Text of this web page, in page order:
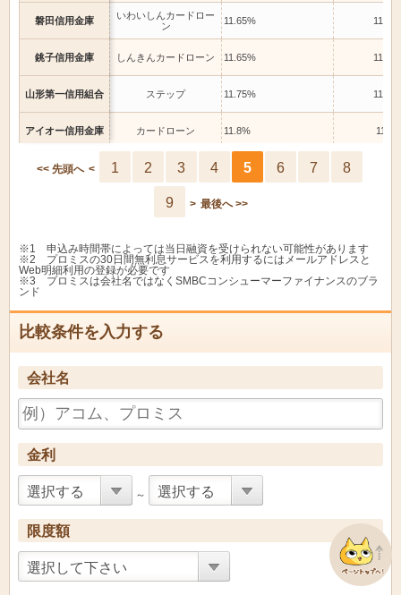
磐田信用金庫
銚子信用金庫
山形第一信用組合
アイオー信用金庫
アイオー信用金庫
筑邦銀行
福邦銀行
西中国信用金庫
福岡県南部信用組合
京都銀行
ぐんまみらい信用組
盛岡信用金庫
網走信用金庫
いわいしんカードロー
ン
11.65%
しんきんカードローン 11.65%
ステップ 11.75%
カードローン 11.8%
べんりくん 11.8%
ぽけっとカードローン 11.8%
エクセルカードローン 5.0%
ベスパ 5.4%
にししんーカドロン 11.9%
ローン
7.9%
京銀 カードローンＷ 3.975%
カードローン「お手軽
くん」
レディースカードロー
12.0%
もりしんカードローン 9.0%
オーロラカードローン 9.0%
<< 先頭へ < 1 2 3 4 5 6 7 8
9 > 最後へ >>
※1 申込み時間帯によっては当日融資を受けられない可能性があります
※2 プロミスの30日間無利息サービスを利用するにはメールアドレスと
Web明細利用の登録が必要です
※3 プロミスは会社名ではなくSMBCコンシューマーファイナンスのブラ
ンド
比較条件を入力する
会社名
金利
選択する ～ 選択する
限度額
選択して下さい